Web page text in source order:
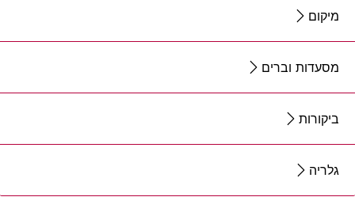
מיקום
מסעדות וברים
ביקורות
גלריה